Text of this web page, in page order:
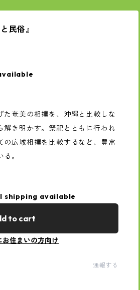
民俗』
奄美の相撲を、沖縄と比較しな
解き明かす。祭祀とともに行われ
の広域相撲を比較するなど、豊富
。
shipping available
to cart
お住まいの方向け
通報する